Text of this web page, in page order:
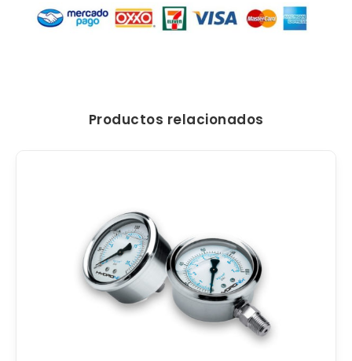
Productos relacionados